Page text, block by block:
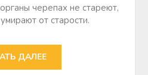
черепах не стареют,
от старости.
ДАЛЕЕ